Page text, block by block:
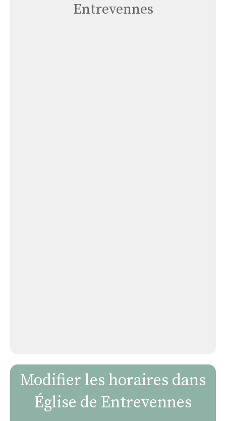
Entrevennes
Modifier les horaires dans
Église de Entrevennes